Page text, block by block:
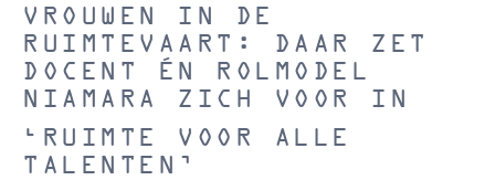
VROUWEN IN DE
RUIMTEVAART: DAAR ZET
DOCENT ÉN ROLMODEL
NIAMARA ZICH VOOR IN
‘RUIMTE VOOR ALLE
TALENTEN’